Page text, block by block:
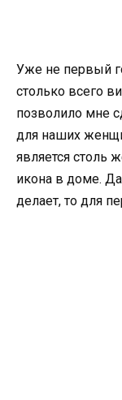
Уже не первый
столько всего
позволило мне
для наших
является столь
икона в доме.
делает, то для